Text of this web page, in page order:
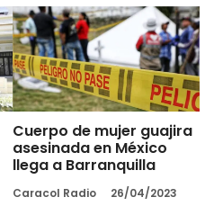
Cuerpo de mujer guajira
asesinada en México
llega a Barranquilla
Caracol Radio 26/04/2023